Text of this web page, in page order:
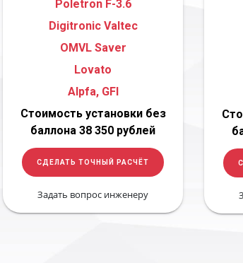
Poletron F-3.6
Digitronic Valtec
OMVL Saver
Lovato
Alpfa, GFI
Стоимость установки без
баллона 38 350 рублей
СДЕЛАТЬ ТОЧНЫЙ РАСЧЁТ
Задать вопрос инженеру